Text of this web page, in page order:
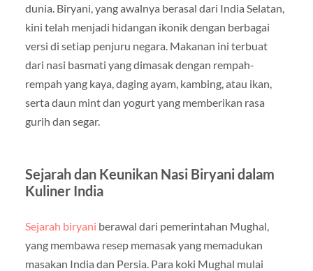
dunia. Biryani, yang awalnya berasal dari India Selatan,
kini telah menjadi hidangan ikonik dengan berbagai
versi di setiap penjuru negara. Makanan ini terbuat
dari nasi basmati yang dimasak dengan rempah-
rempah yang kaya, daging ayam, kambing, atau ikan,
serta daun mint dan yogurt yang memberikan rasa
gurih dan segar.
Sejarah dan Keunikan Nasi Biryani dalam
Kuliner India
Sejarah biryani berawal dari pemerintahan Mughal,
yang membawa resep memasak yang memadukan
masakan India dan Persia. Para koki Mughal mulai